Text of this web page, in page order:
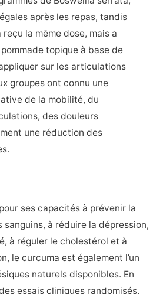
après les repas, tandis
reçu la même dose, mais a
topique à base de
sur les articulations
groupes ont connu une
de la mobilité, du
des douleurs
une réduction des
ses capacités à prévenir la
à réduire la dépression,
à réguler le cholestérol et à
le curcuma est également l’un
naturels disponibles. En
essais cliniques randomisés,